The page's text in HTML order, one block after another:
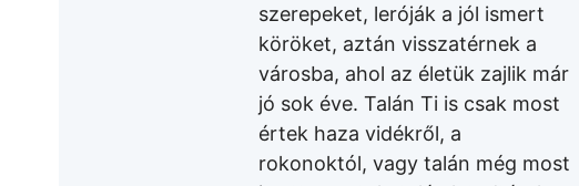
szerepeket, leróják a jól ismert
köröket, aztán visszatérnek a
városba, ahol az életük zajlik már
jó sok éve. Talán Ti is csak most
értek haza vidékről, a
rokonoktól, vagy talán még most